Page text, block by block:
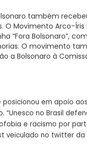
também
O Movimento Arco-Íris
“Fora Bolsonaro”,
O movimento
a Bolsonaro à
posicionou em apoio
“Unesco no Brasil
e racismo por
veiculado no twitter da